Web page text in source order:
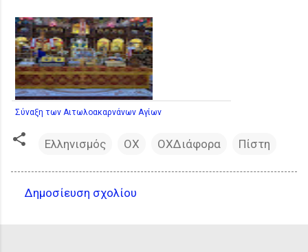
Σύναξη των Αιτωλοακαρνάνων Αγίων
Ελληνισμός ΟΧ ΟΧΔιάφορα Πίστη
Δημοσίευση σχολίου